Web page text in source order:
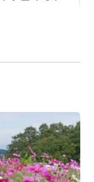
ざなぎ)神
ファームパ